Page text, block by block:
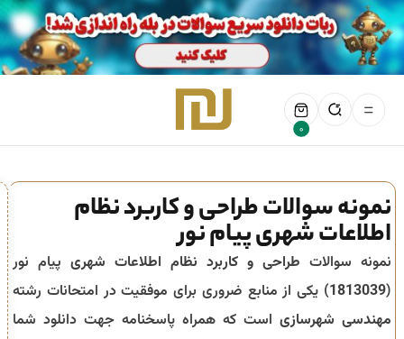
0
نمونه سوالات طراحی و کاربرد نظام
اطلاعات شهری پیام نور
نمونه سوالات طراحی و کاربرد نظام اطلاعات شهری پیام نور
(
1813039) یکی از منابع ضروری برای موفقیت در امتحانات رشته
مهندسی شهرسازی است که همراه پاسخنامه جهت دانلود شما